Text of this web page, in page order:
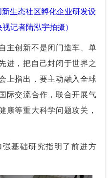
生态社区孵化企业研发设
记者陆泓宇拍摄）
创新不是闭门造车、单
进，把自己封闭于世界之
上指出，要主动融入全球
际交流合作，联合开展气
康等重大科学问题攻关，
基础研究指明了前进方